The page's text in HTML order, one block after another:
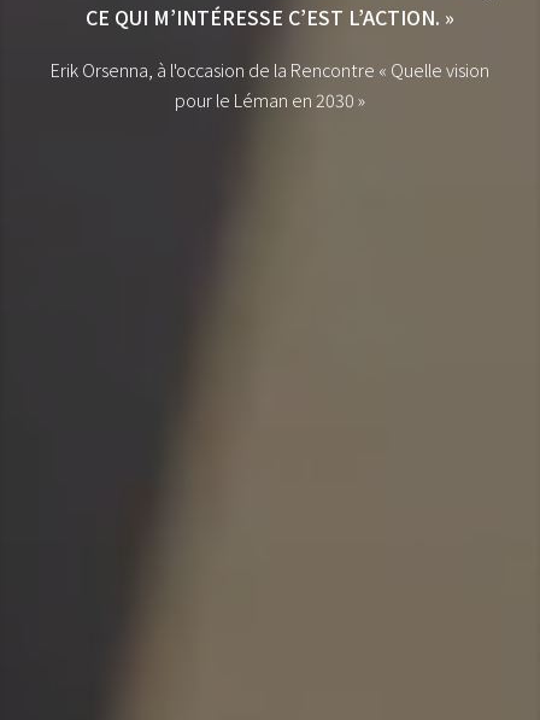
CE QUI M’INTÉRESSE C’EST L’ACTION. »
Erik Orsenna, à l'occasion de la Rencontre « Quelle vision
pour le Léman en 2030 »